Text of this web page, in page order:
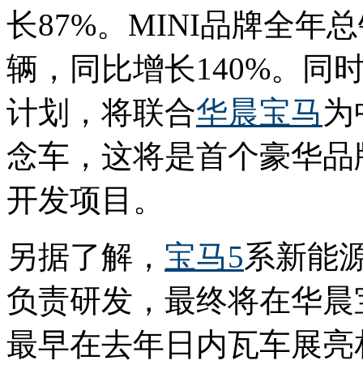
长87%。MINI品牌全年
辆，同比增长140%。同
计划，将联合华晨宝马
念车，这将是首个豪华
开发项目。
另据了解， 宝马5系新能
负责研发，最终将在华
最早在去年日内瓦车展